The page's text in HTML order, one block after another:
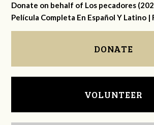
Donate on behalf of Los pecadores
Película Completa En Español Y Latino |
DONATE
VOLUNTEER